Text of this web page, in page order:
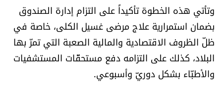
صحّة وصحن
الرياضة
منوّعات
وتأتي هذه الخطوة تأكيداً على التزام إدارة الصندوق
بضمان استمرارية علاج مرضى غسيل الكلى، خاصة في
ظلّ الظروف الاقتصادية والمالية الصعبة التي تمرّ بها
البلاد، كذلك على التزامه دفع مستحقّات المستشفيات
والأطبّاء بشكل دوريّ وأسبوعي.